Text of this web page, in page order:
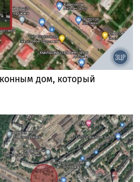
дом, который